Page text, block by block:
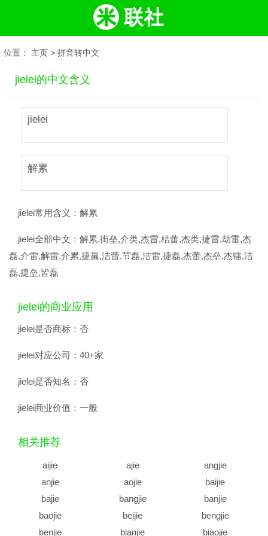
位置： 主页 > 拼音转中文
jielei的中文含义
jielei
解累
jielei常用含义： 解累
jielei全部中文： 解累,街垒,介类,杰雷,桔蕾,杰类,捷雷,劫雷,杰
磊,介雷,解雷,介累,捷羸,洁蕾,节磊,洁雷,捷磊,杰蕾,杰垒,杰镭,洁
磊,捷垒,皆磊
jielei的商业应用
jielei是否商标： 否
jielei对应公司： 40+家
jielei是否知名： 否
jielei商业价值： 一般
相关推荐
aijie ajie
angjie
anjie
aojie
baijie
bajie
bangjie
banjie
baojie
beijie
bengjie
benjie
bianjie biaojie